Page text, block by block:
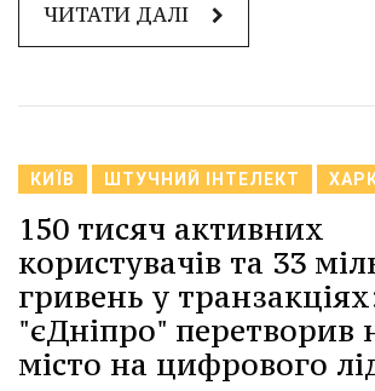
ЧИТАТИ ДАЛІ
КИЇВ ШТУЧНИЙ ІНТЕЛЕКТ
150 тисяч активних
користувачів та 33
гривень у
"єДніпро" перетворив
місто на цифрового